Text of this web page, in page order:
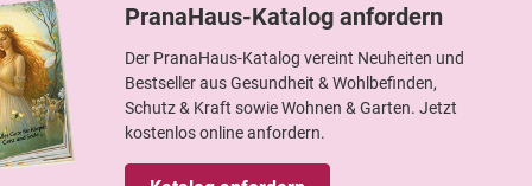
PranaHaus-Katalog anfordern
Der PranaHaus-Katalog vereint Neuheiten und
Bestseller aus Gesundheit & Wohlbefinden,
Schutz & Kraft sowie Wohnen & Garten. Jetzt
kostenlos online anfordern.